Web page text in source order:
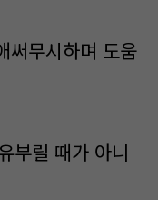
써무시하며 도움
부릴 때가 아니